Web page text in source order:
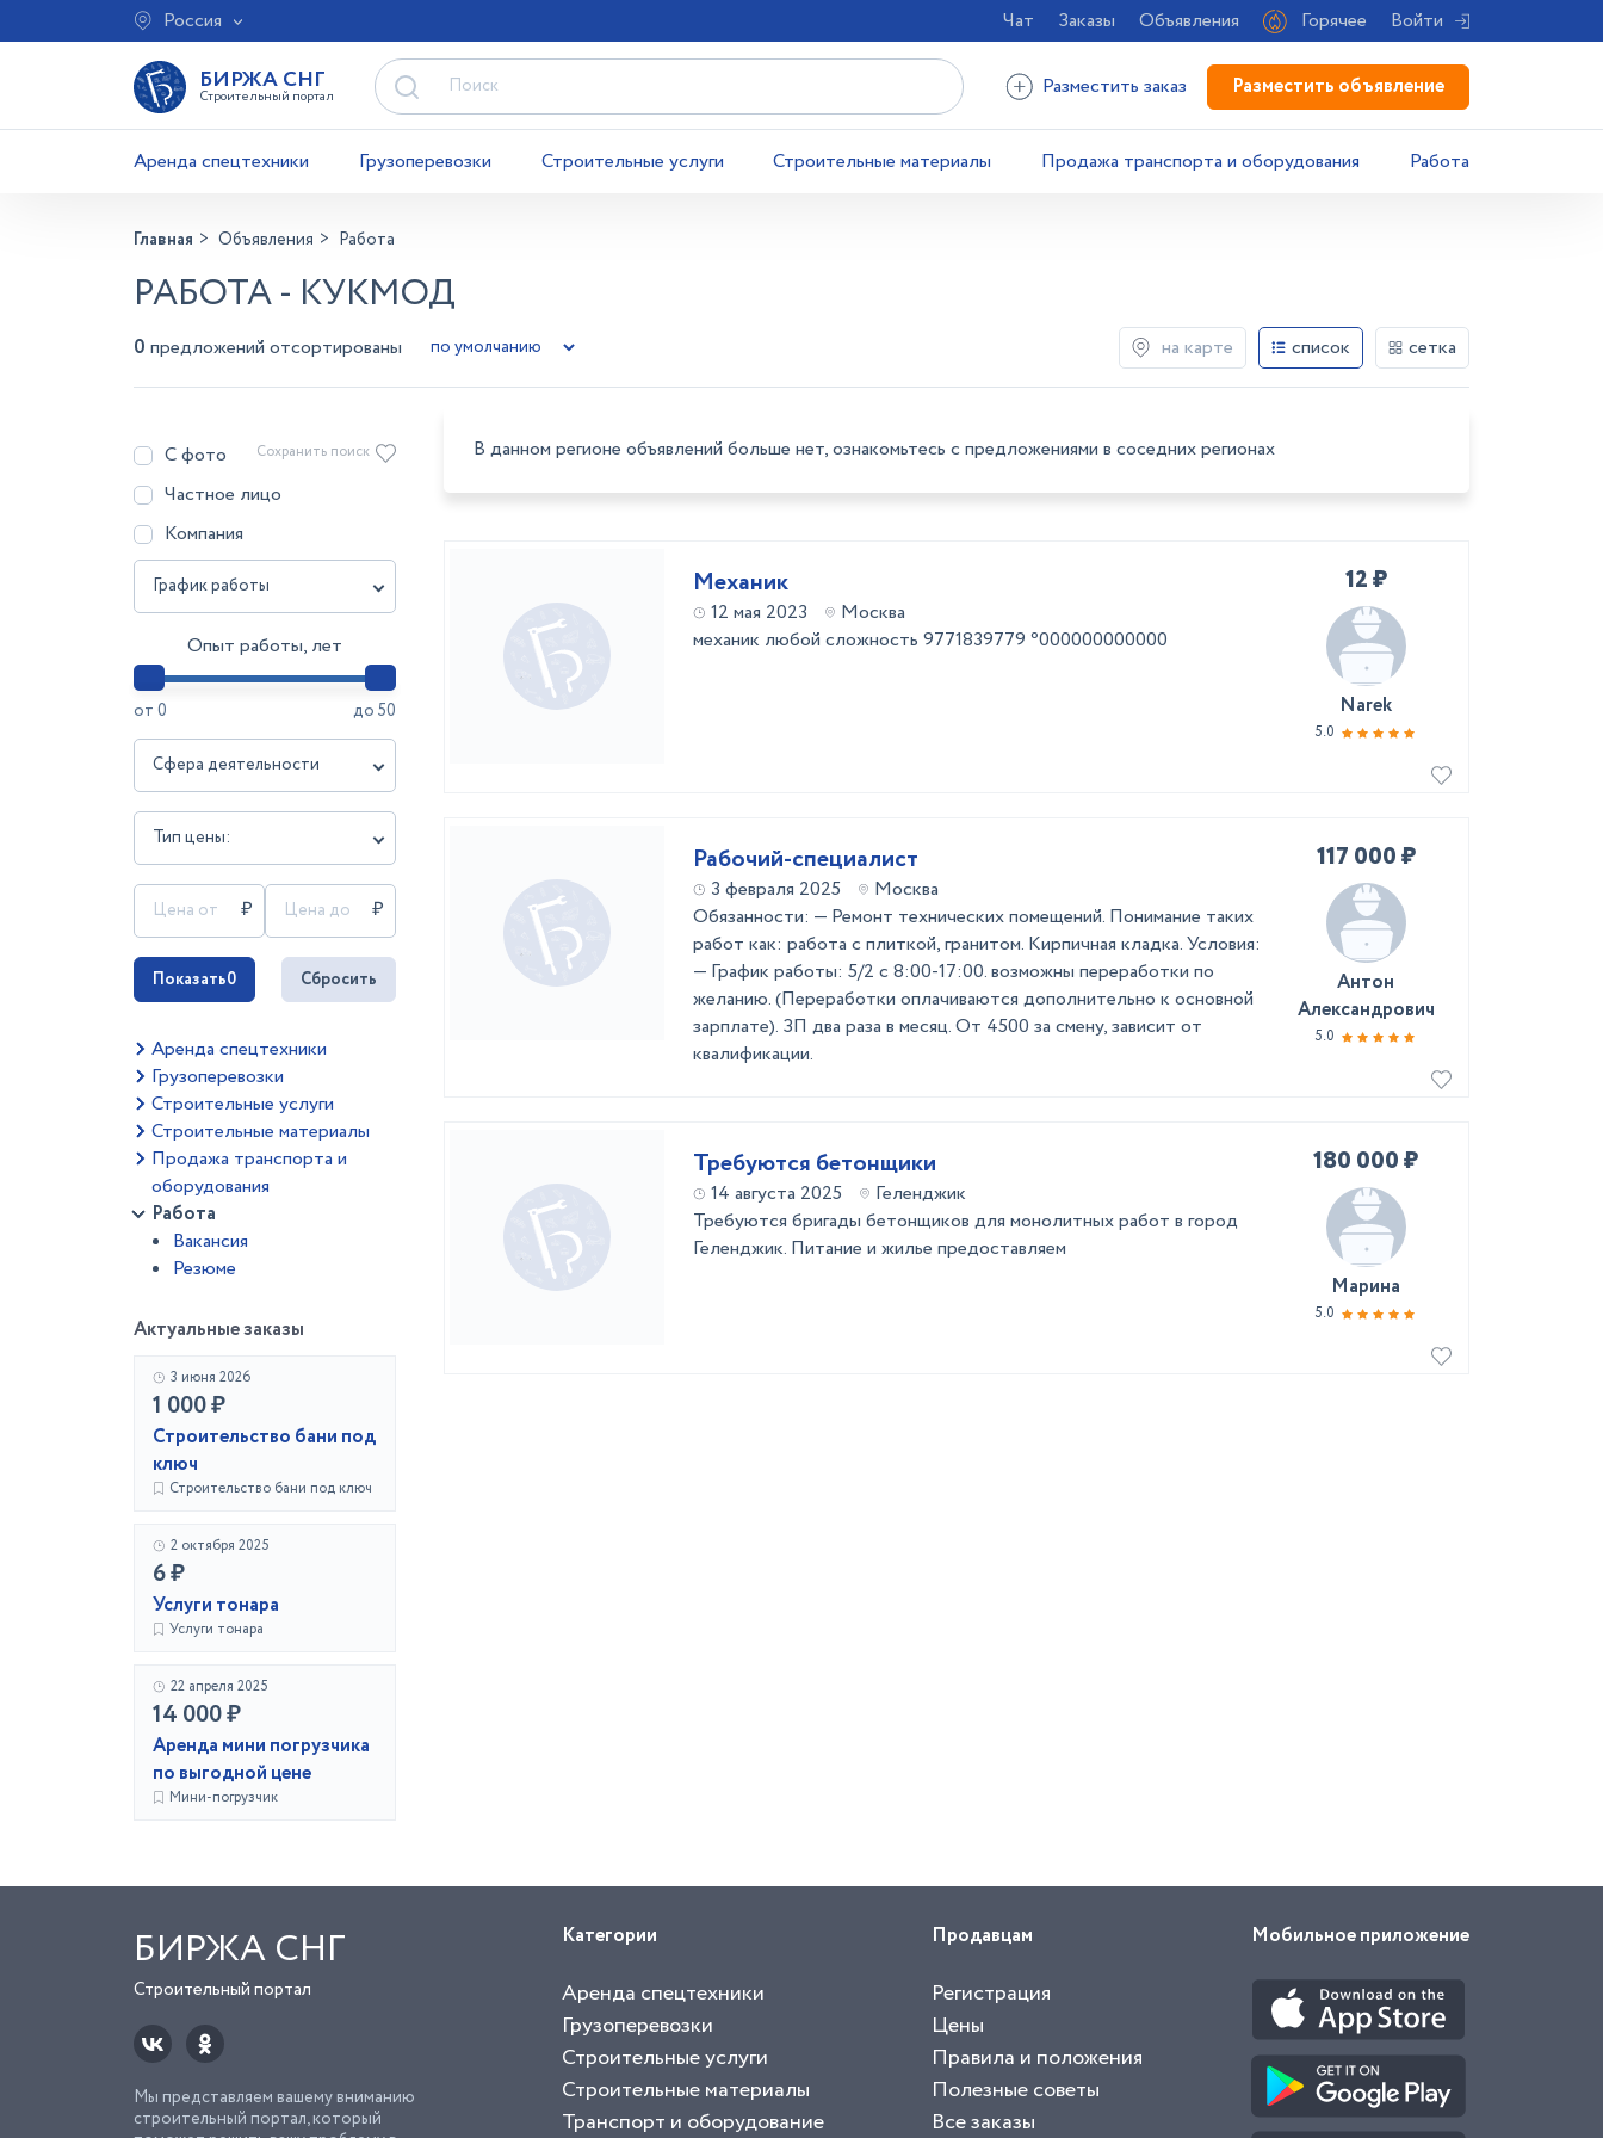
Россия Чат Заказы Объявления Горячее Войти
БИРЖА СНГ
Строительный портал Разместить заказ Разместить объявление
Аренда спецтехники Грузоперевозки Строительные услуги Строительные материалы Продажа транспорта и оборудования Работа
Главная Объявления Работа
РАБОТА - КУКМОД
0 предложений отсортированы на карте список сетка
С фото
Частное лицо
Компания
График работы
Опыт работы, лет
от 0 до 50
Сфера деятельности
Тип цены:
Сохранить поиск
Показать0 Сбросить
Аренда спецтехники
Грузоперевозки
Строительные услуги
Строительные материалы
Продажа транспорта и
оборудования
Работа
Вакансия
Резюме
Актуальные заказы
3 июня 2026
1 000 ₽
Строительство бани под
ключ
Строительство бани под ключ
2 октября 2025
6 ₽
Услуги тонара
Услуги тонара
22 апреля 2025
14 000 ₽
Аренда мини погрузчика
по выгодной цене
Мини-погрузчик
В данном регионе объявлений больше нет, ознакомьтесь с предложениями в соседних регионах
Механик
12 мая 2023
Москва
механик любой сложность 9771839779 ⁰000000000000
12 ₽
Narek
5.0
Рабочий-специалист
3 февраля 2025
Москва
Обязанности: — Ремонт технических помещений. Понимание таких
работ как: работа с плиткой, гранитом. Кирпичная кладка. Условия:
— График работы: 5/2 с 8:00-17:00. возможны переработки по
желанию. (Переработки оплачиваются дополнительно к основной
зарплате). ЗП два раза в месяц. От 4500 за смену, зависит от
квалификации.
117 000 ₽
Антон
Александрович
5.0
Требуются бетонщики
14 августа 2025
Геленджик
Требуются бригады бетонщиков для монолитных работ в город
Геленджик. Питание и жилье предоставляем
180 000 ₽
Марина
5.0
БИРЖА СНГ
Строительный портал
Мы представляем вашему вниманию
строительный портал, который
Категории
Аренда спецтехники
Грузоперевозки
Строительные услуги
Строительные материалы
Транспорт и оборудование
Продавцам
Регистрация
Цены
Правила и положения
Полезные советы
Все заказы
Мобильное приложение